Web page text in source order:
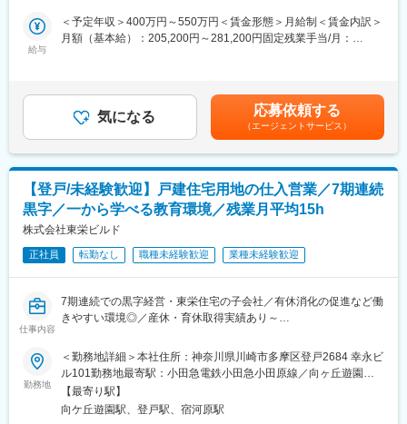
員の健康が第一」という考えを何よりも大切にしている私たち。
だからこそ、社員のための福利厚生には特に力を入れていて、借
2022年2月に完成された新社屋へ移転し、併設店舗のカフェやフ
ィットネスもオープンしております。
■業務の特徴：
・徐々に新規顧客獲得もお任せしますが、主に既存顧客からの紹
介や展示会での接点が起点です。新規架電や飛び込み営業は有り
※顧客：自動車部品関連メーカー、PC関連メーカー、家電メーカ
※担当エリア：主に東京都・神奈川県内
■入社後について：
入社後は先輩社員に同行して業務知識を習得していただけます。
■配属先について：
ています。
・「世界に先駆けたモノづくり」を目指し、積極的な研究開発へ
の投資を継続して行っています。技術の強みや、プレスと樹脂の
の新製品に当社の技術が使われることも多くあります。
・当社の特徴として、社員教育を大切にしていることが挙げられ
ます。年度計画に基づいて年に1回育成計画の立案や、社外講習を
通じた知識やスキルの習得も積極的にフォローしています。
給与
＜予定年収＞400万円～550万円＜賃金形態＞月給制＜賃金内訳＞
月額（基本給）：205,200円～281,200円固定残業手当/月：
目安の金額であり、選考を通じて上下する可能性があります。月
給(月額)は固定手当を含めた表記です。
気になる 応募依頼する
（エージェントサービス）
【登戸/未経験歓迎】戸建住宅用地の仕入営業／7期連続
黒字／一から学べる教育環境／残業月平均15h
株式会社東栄ビルド
正社員 転勤なし 職種未経験歓迎 業種未経験歓迎
仕事内容
7期連続での黒字経営・東栄住宅の子会社／有休消化の促進など働
きやすい環境◎／産休・育休取得実績あり～
川崎・横浜・都内23区の不動産事業を展開している当社にて、用
地仕入営業をお任せします。
■仕事内容：
新規・既存顧客との定期接点を取ることで関係構築を行い、土地
勤務地
＜勤務地詳細＞本社住所：神奈川県川崎市多摩区登戸2684 幸永ビ
ル101勤務地最寄駅：小田急電鉄小田急小田原線／向ヶ丘遊園駅
受動喫煙対策：屋内全面禁煙変更の範囲：無
【最寄り駅】
向ケ丘遊園駅、登戸駅、宿河原駅